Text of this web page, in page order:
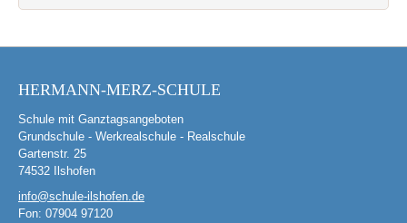
HERMANN-MERZ-SCHULE
Schule mit Ganztagsangeboten
Grundschule - Werkrealschule - Realschule
Gartenstr. 25
74532 Ilshofen
info@schule-ilshofen.de
Fon: 07904 97120